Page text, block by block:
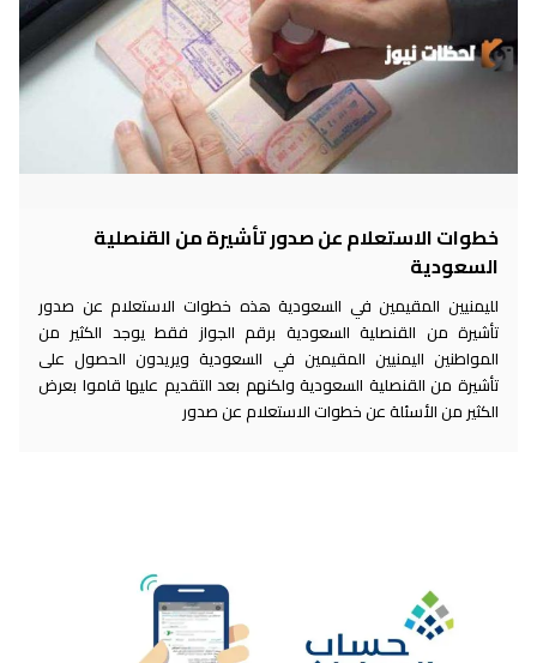
خطوات الاستعلام عن صدور تأشيرة من القنصلية
السعودية
لليمنيين المقيمين في السعودية هذه خطوات الاستعلام عن صدور
تأشيرة من القنصلية السعودية برقم الجواز فقط يوجد الكثير من
المواطنين اليمنيين المقيمين في السعودية ويريدون الحصول على
تأشيرة من القنصلية السعودية ولكنهم بعد التقديم عليها قاموا بعرض
الكثير من الأسئلة عن خطوات الاستعلام عن صدور